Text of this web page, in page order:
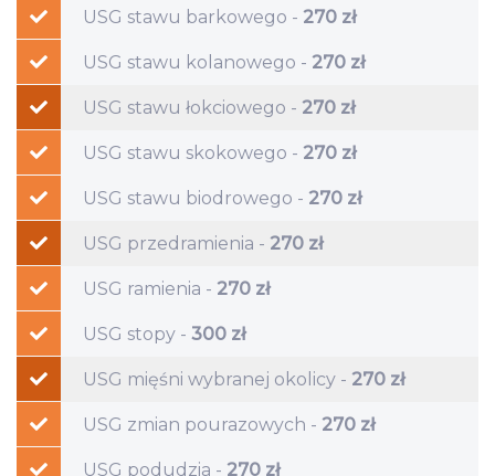
pierwszym na świecie, unikalnym składniku
zwierzęcego, o nazwie karboksymetylo-
chitozan KioMedine®
KioMedine One ma unikalny podwójny
mechanizm działania, wykazując zdolność do
poprawy smarowania stawu oraz mobilności.
KioMedine One chroni również składniki
rodnikami.
KioMedine One e jest optymalnym wyborem
zwyrodnieniową stawów.
USG stawu barkowego - 270 zł
USG stawu kolanowego - 270 zł
USG stawu łokciowego - 270 zł
USG stawu skokowego - 270 zł
USG stawu biodrowego - 270 zł
USG przedramienia - 270 zł
USG ramienia - 270 zł
USG stopy - 300 zł
USG mięśni wybranej okolicy - 270 zł
USG zmian pourazowych - 270 zł
USG podudzia - 270 zł